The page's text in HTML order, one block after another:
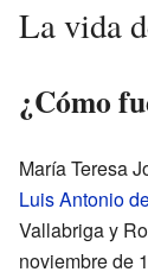
La vida
¿Cómo
María Teresa
Luis Antonio
Vallabriga y
noviembre de